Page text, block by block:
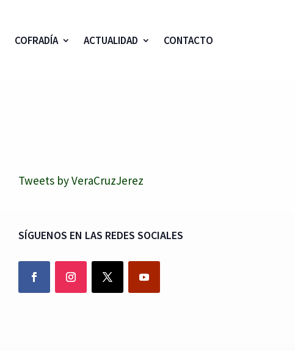
COFRADÍA ACTUALIDAD CONTACTO
Tweets by VeraCruzJerez
SÍGUENOS EN LAS REDES SOCIALES